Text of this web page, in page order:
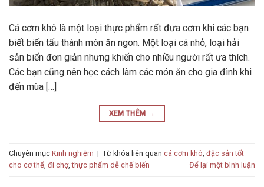
Cá cơm khô là một loại thực phẩm rất đưa cơm khi các bạn
biết biến tấu thành món ăn ngon. Một loại cá nhỏ, loại hải
sản biển đơn giản nhưng khiến cho nhiều người rất ưa thích.
Các bạn cũng nên học cách làm các món ăn cho gia đình khi
đến mùa […]
XEM THÊM →
Chuyên mục Kinh nghiệm | Từ khóa liên quan cá cơm khô, đặc sản tốt
cho cơ thể, đi chợ,thực phẩm dễ chế biến Để lại một bình luận